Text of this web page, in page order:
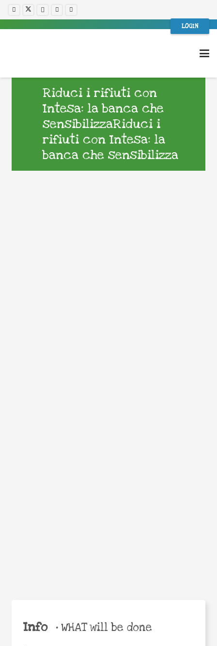
LOGIN
Riduci i rifiuti con
Intesa: la banca che
sensibilizzaRiduci i
rifiuti con Intesa: la
banca che sensibilizza
Info •WHAT will be done